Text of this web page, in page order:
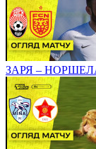
ЗАРЯ –